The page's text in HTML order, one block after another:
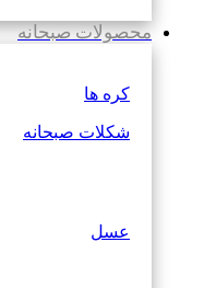
محصولات صبحانه
کره ها
شکلات صبحانه
عسل